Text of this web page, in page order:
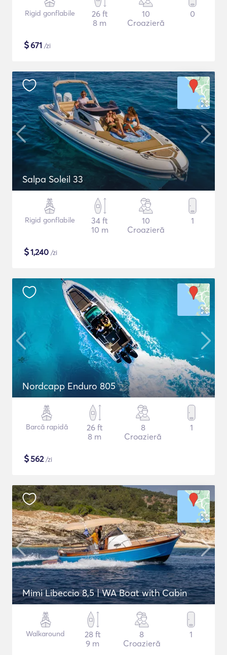
Rigid gonflabile
26 ft
8 m
10
Croazieră
0
$671 /zi
Salpa Soleil 33
Rigid gonflabile
34 ft
10 m
10
Croazieră
1
$1,240 /zi
Nordcapp Enduro 805
Barcă rapidă
26 ft
8 m
8
Croazieră
1
$562/zi
Mimi Libeccio 8,5 | WA Boat with Cabin
Walkaround
28 ft
9 m
8
Croazieră
1